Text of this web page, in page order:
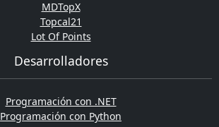
MDTopX
Topcal21
Lot Of Points
Desarrolladores
Programación con .NET
Programación con Python